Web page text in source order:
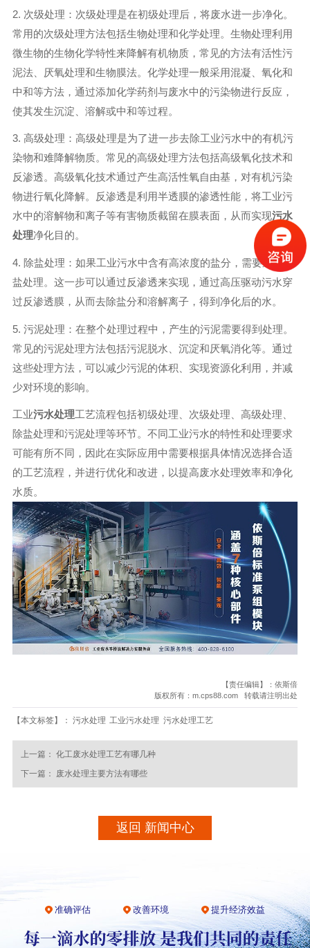
2. 次级处理：次级处理是在初级处理后，将废水进一步净化。
常用的次级处理方法包括生物处理和化学处理。生物处理利用
微生物的生物化学特性来降解有机物质，常见的方法有活性污
泥法、厌氧处理和生物膜法。化学处理一般采用混凝、氧化和
中和等方法，通过添加化学药剂与废水中的污染物进行反应，
使其发生沉淀、溶解或中和等过程。
3. 高级处理：高级处理是为了进一步去除工业污水中的有机污
染物和难降解物质。常见的高级处理方法包括高级氧化技术和
反渗透。高级氧化技术通过产生高活性氧自由基，对有机污染
物进行氧化降解。反渗透是利用半透膜的渗透性能，将工业污
水中的溶解物和离子等有害物质截留在膜表面，从而实现污水
处理净化目的。
4. 除盐处理：如果工业污水中含有高浓度的盐分，需要进行除
盐处理。这一步可以通过反渗透来实现，通过高压驱动污水穿
过反渗透膜，从而去除盐分和溶解离子，得到净化后的水。
5. 污泥处理：在整个处理过程中，产生的污泥需要得到处理。
常见的污泥处理方法包括污泥脱水、沉淀和厌氧消化等。通过
这些处理方法，可以减少污泥的体积、实现资源化利用，并减
少对环境的影响。
工业污水处理工艺流程包括初级处理、次级处理、高级处理、
除盐处理和污泥处理等环节。不同工业污水的特性和处理要求
可能有所不同，因此在实际应用中需要根据具体情况选择合适
的工艺流程，并进行优化和改进，以提高废水处理效率和净化
水质。
【责任编辑】：依斯倍
版权所有：m.cps88.com 转载请注明出处
【本文标签】： 污水处理 工业污水处理 污水处理工艺
上一篇： 化工废水处理工艺有哪几种
下一篇： 废水处理主要方法有哪些
返回 新闻中心
准确评估 改善环境 提升经济效益